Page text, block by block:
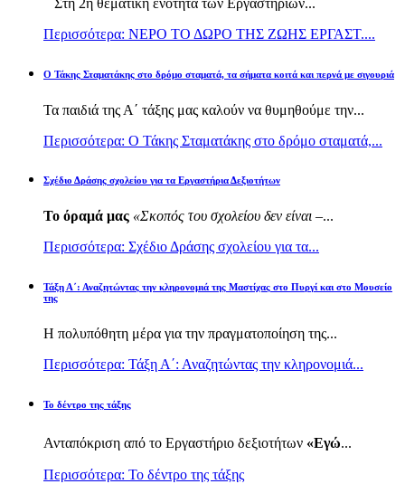
Περισσότερα: ΝΕΡΟ ΤΟ ΔΩΡΟ ΤΗΣ ΖΩΗΣ ΕΡΓΑΣΤ....
Ο Τάκης Σταματάκης στο δρόμο σταματά, τα σήματα κοιτά και περνά με σιγουριά
Τα παιδιά της Α΄ τάξης μας καλούν να θυμηθούμε την...
Περισσότερα: Ο Τάκης Σταματάκης στο δρόμο σταματά,...
Σχέδιο Δράσης σχολείου για τα Εργαστήρια Δεξιοτήτων
Το όραμά μας «Σκοπός του σχολείου δεν είναι –...
Περισσότερα: Σχέδιο Δράσης σχολείου για τα...
Τάξη Α΄: Αναζητώντας την κληρονομιά της Μαστίχας στο Πυργί και στο Μουσείο
της
Η πολυπόθητη μέρα για την πραγματοποίηση της...
Περισσότερα: Τάξη Α΄: Αναζητώντας την κληρονομιά...
Το δέντρο της τάξης
Ανταπόκριση από το Εργαστήριο δεξιοτήτων «Εγώ...
Περισσότερα: Το δέντρο της τάξης